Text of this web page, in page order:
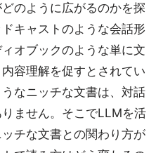
のように広がるのかを探
キャストのような会話形
オブックのような単に文
容理解を促すとされてい
なニッチな文書は、対話
ません。そこでLLMを活
チな文書との関わり方が